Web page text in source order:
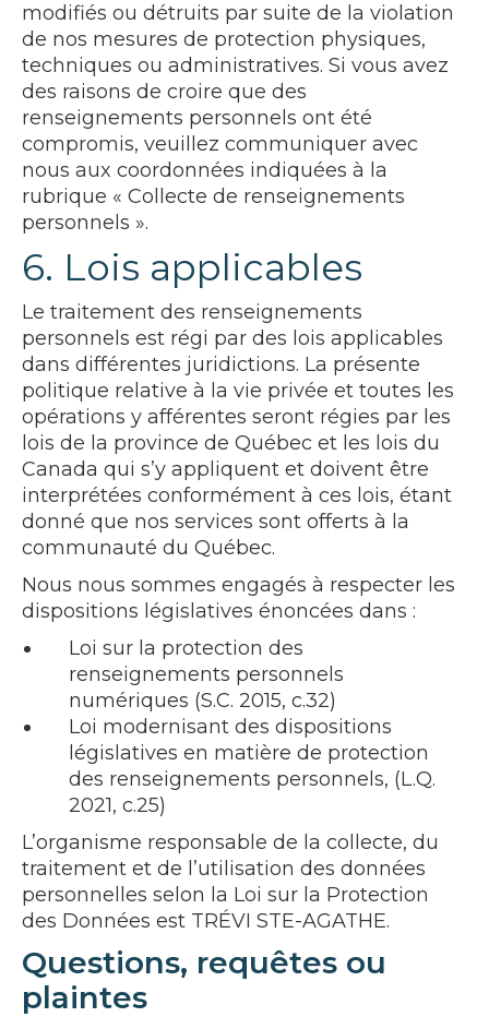
modifiés ou détruits par suite de la violation
de nos mesures de protection physiques,
techniques ou administratives. Si vous avez
des raisons de croire que des
renseignements personnels ont été
compromis, veuillez communiquer avec
nous aux coordonnées indiquées à la
rubrique « Collecte de renseignements
personnels ».
6. Lois applicables
Le traitement des renseignements
personnels est régi par des lois applicables
dans différentes juridictions. La présente
politique relative à la vie privée et toutes les
opérations y afférentes seront régies par les
lois de la province de Québec et les lois du
Canada qui s’y appliquent et doivent être
interprétées conformément à ces lois, étant
donné que nos services sont offerts à la
communauté du Québec.
Nous nous sommes engagés à respecter les
dispositions législatives énoncées dans :
Loi sur la protection des
renseignements personnels
numériques (S.C. 2015, c.32)
Loi modernisant des dispositions
législatives en matière de protection
des renseignements personnels, (L.Q.
2021, c.25)
L’organisme responsable de la collecte, du
traitement et de l’utilisation des données
personnelles selon la Loi sur la Protection
des Données est TRÉVI STE-AGATHE.
Questions, requêtes ou
plaintes